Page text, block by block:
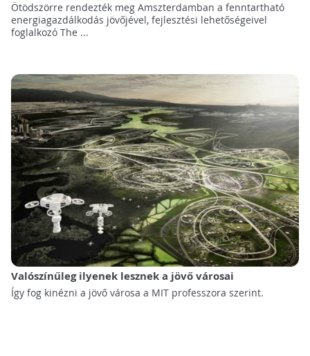
Ötödszörre rendezték meg Amszterdamban a fenntartható
energiagazdálkodás jövőjével, fejlesztési lehetőségeivel
foglalkozó The ...
Valószínűleg ilyenek lesznek a jövő városai
Így fog kinézni a jövő városa a MIT professzora szerint.